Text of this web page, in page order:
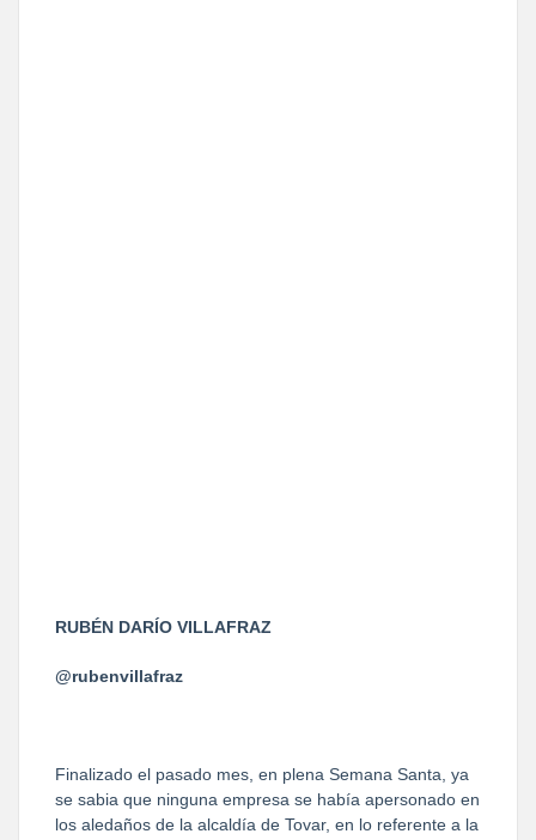
RUBÉN DARÍO VILLAFRAZ
@rubenvillafraz
Finalizado el pasado mes, en plena Semana Santa, ya
se sabia que ninguna empresa se había apersonado en
los aledaños de la alcaldía de Tovar, en lo referente a la